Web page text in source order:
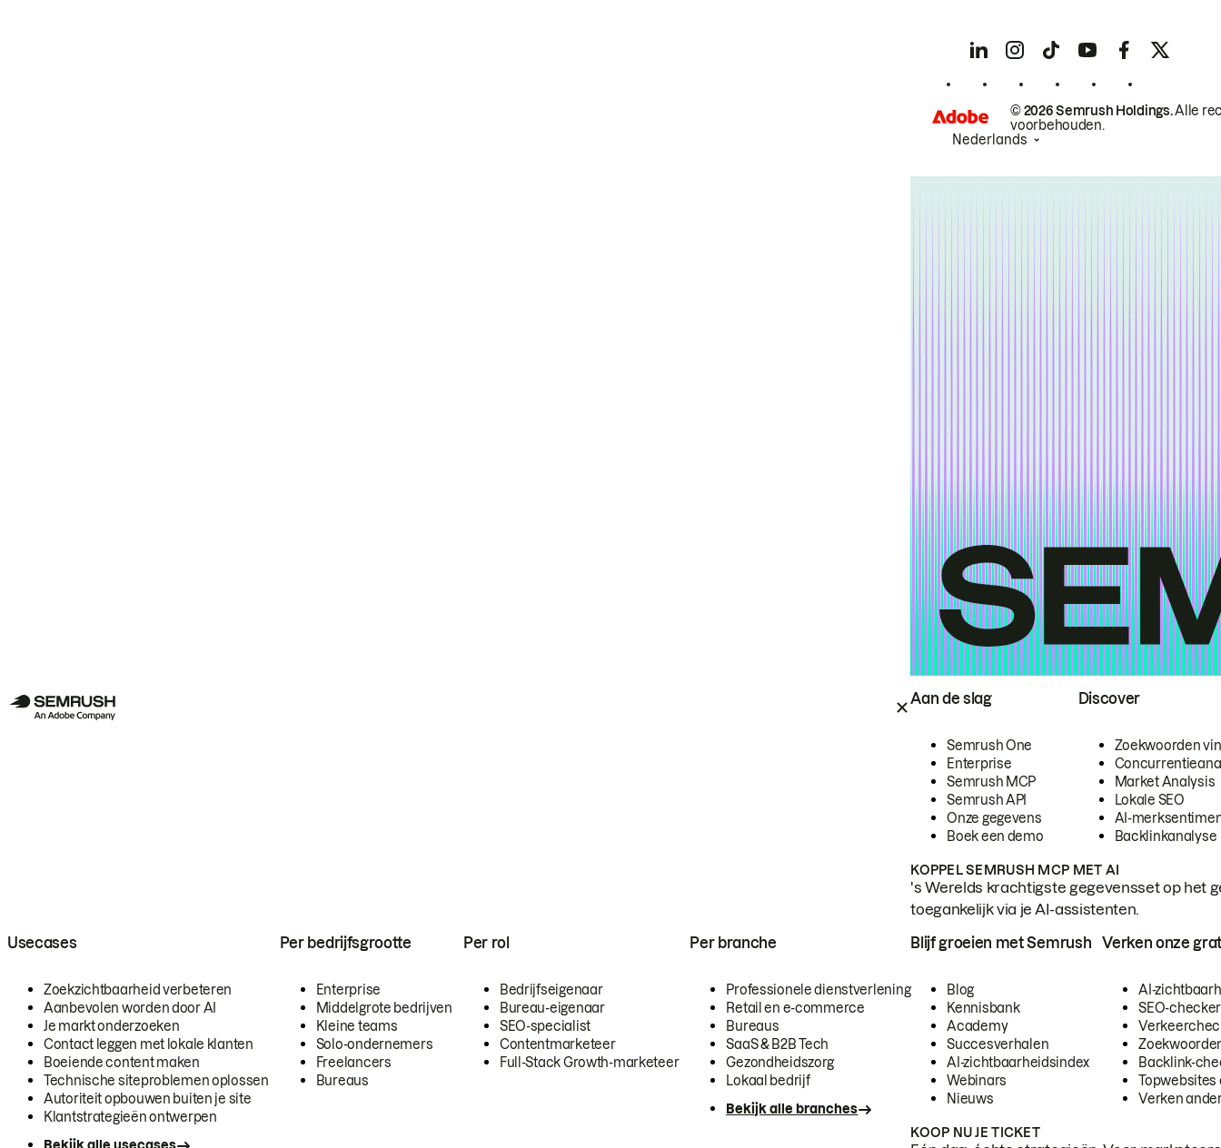
Aan de slag
Semrush One
Enterprise
Semrush MCP
Semrush API
Onze gegevens
Boek een demo
Discover
Zoekwoorden
Market Analysis
Lokale SEO
AI-
Backlinkanalyse
KOPPEL SEMRUSH MCP MET AI
's Werelds krachtigste gegevensset op het
toegankelijk via je AI-assistenten.
Usecases
Zoekzichtbaarheid verbeteren
Aanbevolen worden door AI
Je markt onderzoeken
Contact leggen met lokale klanten
Boeiende content maken
Technische siteproblemen oplossen
Autoriteit opbouwen buiten je site
Klantstrategieën ontwerpen
Per bedrijfsgrootte
Enterprise
Middelgrote bedrijven
Kleine teams
Solo-ondernemers
Freelancers
Bureaus
Per rol
Bedrijfseigenaar
Bureau-eigenaar
SEO-specialist
Contentmarketeer
Full-Stack Growth-marketeer
Per branche
Professionele dienstverlening
Retail en e-commerce
Bureaus
SaaS & B2B Tech
Gezondheidszorg
Lokaal bedrijf
Bekijk alle branches
Blijf groeien met Semrush
Blog
Kennisbank
Academy
Succesverhalen
AI-zichtbaarheidsindex
Webinars
Nieuws
Verken onze
AI-
SEO-checker
Backlink-
Topwebsites
Verken
KOOP NU JE TICKET
© 2026 Semrush Holdings.Alle
voorbehouden.
Nederlands